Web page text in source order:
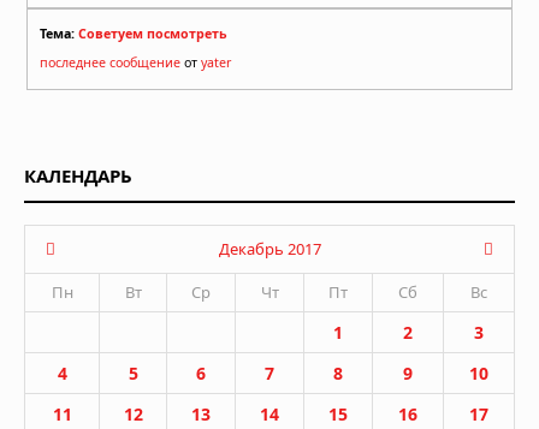
Тема: Советуем посмотреть
последнее сообщение от yater
КАЛЕНДАРЬ
Декабрь 2017
Пн
Вт Ср Чт Пт Сб Вс
1 2
3
4
5 6 7 8 9
10
11
12 13 14 15 16
17